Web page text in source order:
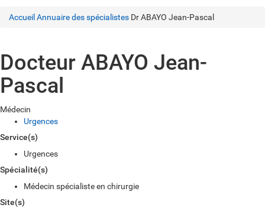
Accueil Annuaire des spécialistes Dr ABAYO Jean-Pascal
Docteur ABAYO Jean-
Pascal
Médecin
Urgences
Service(s)
Urgences
Spécialité(s)
Médecin spécialiste en chirurgie
Site(s)